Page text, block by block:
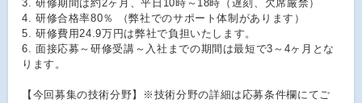
3. 研修期間は約2ヶ月、平日10時～18時（遅刻、欠席厳禁）
4. 研修合格率80％ （弊社でのサポート体制があります）
5. 研修費用24.9万円は弊社で負担いたします。
6. 面接応募～研修受講～入社までの期間は最短で3～4ヶ月とな
ります。
【今回募集の技術分野】※技術分野の詳細は応募条件欄にてご